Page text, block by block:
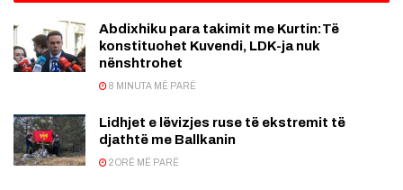
Abdixhiku para takimit me Kurtin:Të
konstituohet Kuvendi, LDK-ja nuk
nënshtrohet
8 MINUTA MË PARË
Lidhjet e lëvizjes ruse të ekstremit të
djathtë me Ballkanin
2 ORË MË PARË